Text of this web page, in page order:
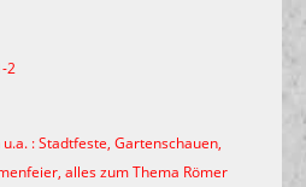
2
: Stadtfeste, Gartenschauen,
alles zum Thema Römer